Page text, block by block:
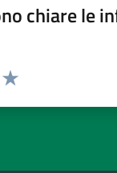
chiare le